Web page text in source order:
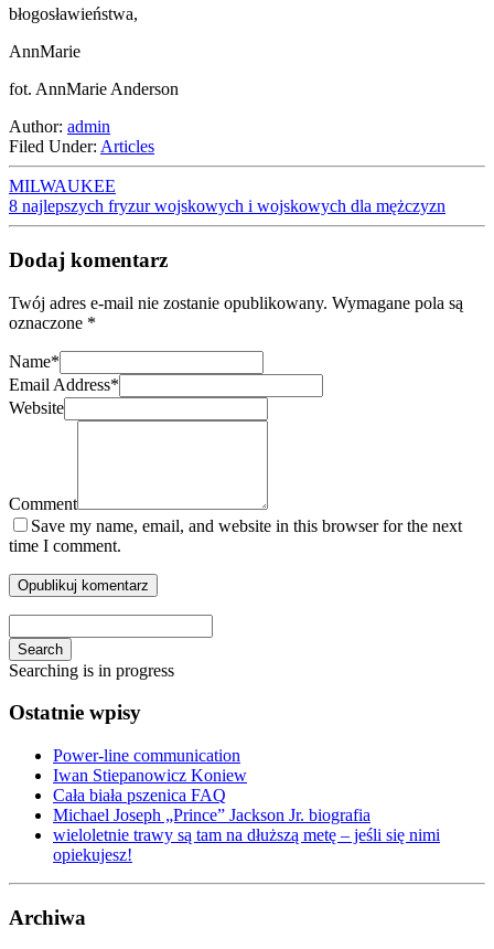
błogosławieństwa,
AnnMarie
fot. AnnMarie Anderson
Author: admin
Filed Under: Articles
MILWAUKEE
8 najlepszych fryzur wojskowych i wojskowych dla mężczyzn
Dodaj komentarz
Twój adres e-mail nie zostanie opublikowany. Wymagane pola są
oznaczone *
Name*
Email Address*
Website
Comment
Save my name, email, and website in this browser for the next
time I comment.
Search
Searching is in progress
Ostatnie wpisy
Power-line communication
Iwan Stiepanowicz Koniew
Cała biała pszenica FAQ
Michael Joseph „Prince” Jackson Jr. biografia
wieloletnie trawy są tam na dłuższą metę – jeśli się nimi
opiekujesz!
Archiwa